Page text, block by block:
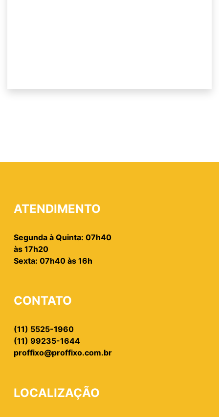
ATENDIMENTO
Segunda à Quinta: 07h40
às 17h20
Sexta: 07h40 às 16h
CONTATO
(11) 5525-1960
(11) 99235-1644
proffixo@proffixo.com.br
LOCALIZAÇÃO